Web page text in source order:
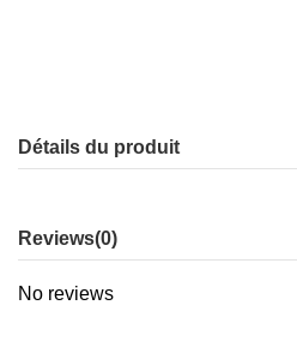
Détails du produit
Reviews(0)
No reviews